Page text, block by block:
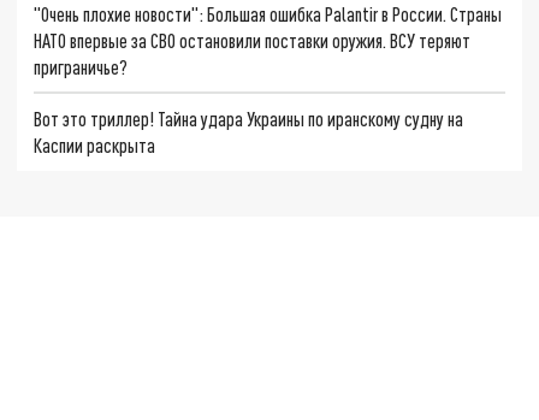
"Очень плохие новости": Большая ошибка Palantir в России. Страны
НАТО впервые за СВО остановили поставки оружия. ВСУ теряют
приграничье?
Вот это триллер! Тайна удара Украины по иранскому судну на
Каспии раскрыта